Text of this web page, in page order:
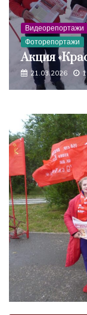
Видеорепортажи
Фоторепортажи
Акция
21.03.2026